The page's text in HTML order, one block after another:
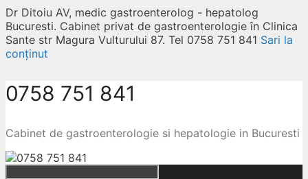
Dr Ditoiu AV, medic gastroenterolog - hepatolog
Bucuresti. Cabinet privat de gastroenterologie în Clinica
Sante str Magura Vulturului 87. Tel 0758 751 841 Sari la
conținut
0758 751 841
Cabinet de gastroenterologie si hepatologie in Bucuresti